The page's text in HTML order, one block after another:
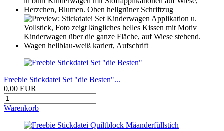
Freebie Stickdatei Set "die Besten"...
0,00 EUR
Warenkorb